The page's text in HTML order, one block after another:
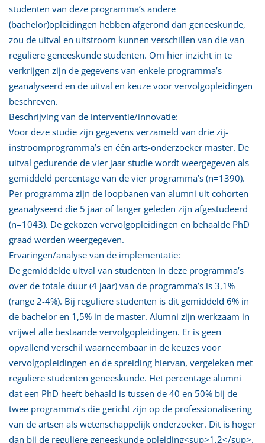
studenten van deze programma’s andere
(bachelor)opleidingen hebben afgerond dan geneeskunde,
zou de uitval en uitstroom kunnen verschillen van die van
reguliere geneeskunde studenten. Om hier inzicht in te
verkrijgen zijn de gegevens van enkele programma’s
geanalyseerd en de uitval en keuze voor vervolgopleidingen
beschreven.
Beschrijving van de interventie/innovatie:
Voor deze studie zijn gegevens verzameld van drie zij-
instroomprogramma’s en één arts-onderzoeker master. De
uitval gedurende de vier jaar studie wordt weergegeven als
gemiddeld percentage van de vier programma’s (n=1390).
Per programma zijn de loopbanen van alumni uit cohorten
geanalyseerd die 5 jaar of langer geleden zijn afgestudeerd
(n=1043). De gekozen vervolgopleidingen en behaalde PhD
graad worden weergegeven.
Ervaringen/analyse van de implementatie:
De gemiddelde uitval van studenten in deze programma’s
over de totale duur (4 jaar) van de programma’s is 3,1%
(range 2-4%). Bij reguliere studenten is dit gemiddeld 6% in
de bachelor en 1,5% in de master. Alumni zijn werkzaam in
vrijwel alle bestaande vervolgopleidingen. Er is geen
opvallend verschil waarneembaar in de keuzes voor
vervolgopleidingen en de spreiding hiervan, vergeleken met
reguliere studenten geneeskunde. Het percentage alumni
dat een PhD heeft behaald is tussen de 40 en 50% bij de
twee programma’s die gericht zijn op de professionalisering
van de artsen als wetenschappelijk onderzoeker. Dit is hoger
dan bij de reguliere geneeskunde opleiding<sup>1,2</sup>.